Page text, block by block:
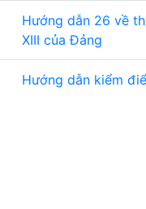
Hướng dẫn 26 về
XIII của Đảng
Hướng dẫn kiểm